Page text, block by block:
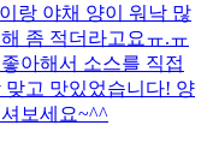
랑 야채 양이 워낙 많
좀 적더라고요ㅠ.ㅠ
아해서 소스를 직접
맞고 맛있었습니다! 양
보세요~^^